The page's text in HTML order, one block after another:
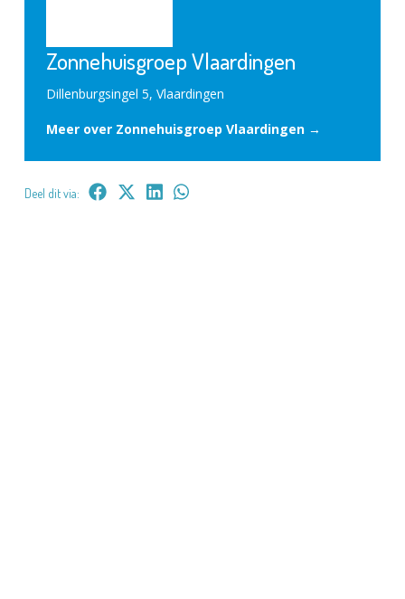
Zonnehuisgroep Vlaardingen
Dillenburgsingel 5, Vlaardingen
Meer over Zonnehuisgroep Vlaardingen →
Deel dit via: